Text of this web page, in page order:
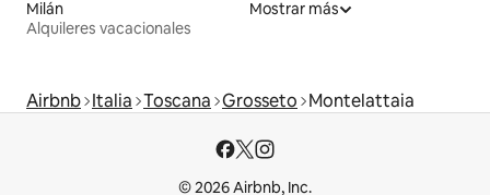
Milán
Alquileres vacacionales
Mostrar más
Airbnb Italia Toscana Grosseto Montelattaia
© 2026 Airbnb, Inc.